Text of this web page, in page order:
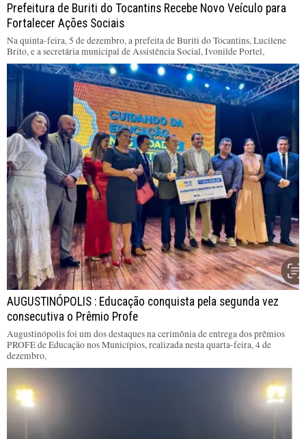
Prefeitura de Buriti do Tocantins Recebe Novo Veículo para
Fortalecer Ações Sociais
Na quinta-feira, 5 de dezembro, a prefeita de Buriti do Tocantins, Lucilene
Brito, e a secretária municipal de Assistência Social, Ivonilde Portel,
AUGUSTINÓPOLIS : Educação conquista pela segunda vez
consecutiva o Prêmio Profe
Augustinópolis foi um dos destaques na cerimônia de entrega dos prêmios
PROFE de Educação nos Municípios, realizada nesta quarta-feira, 4 de
dezembro,